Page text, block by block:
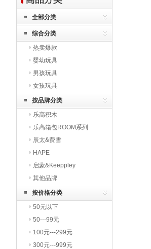
全部分类
综合分类
热卖爆款
婴幼玩具
男孩玩具
女孩玩具
按品牌分类
乐高积木
乐高箱包ROOM系列
辰太&费雪
HAPE
启蒙&Keeppley
其他品牌
按价格分类
50元以下
50---99元
100元---299元
300元---999元